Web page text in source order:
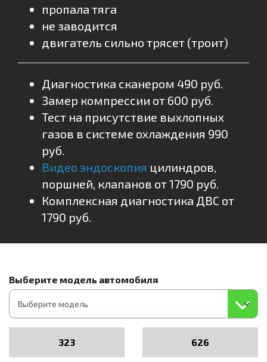
пропала тяга
не заводится
двигатель сильно трясет (троит)
Диагностика сканером 490 руб.
Замер компрессии от 600 руб.
Тест на присутствие выхлопных
газов в системе охлаждения 990
руб.
Видео эндоскопия цилиндров,
поршней, клапанов от 1790 руб.
Комплексная диагностика ДВС от
1790 руб.
Выберите модель автомобиля
323 626